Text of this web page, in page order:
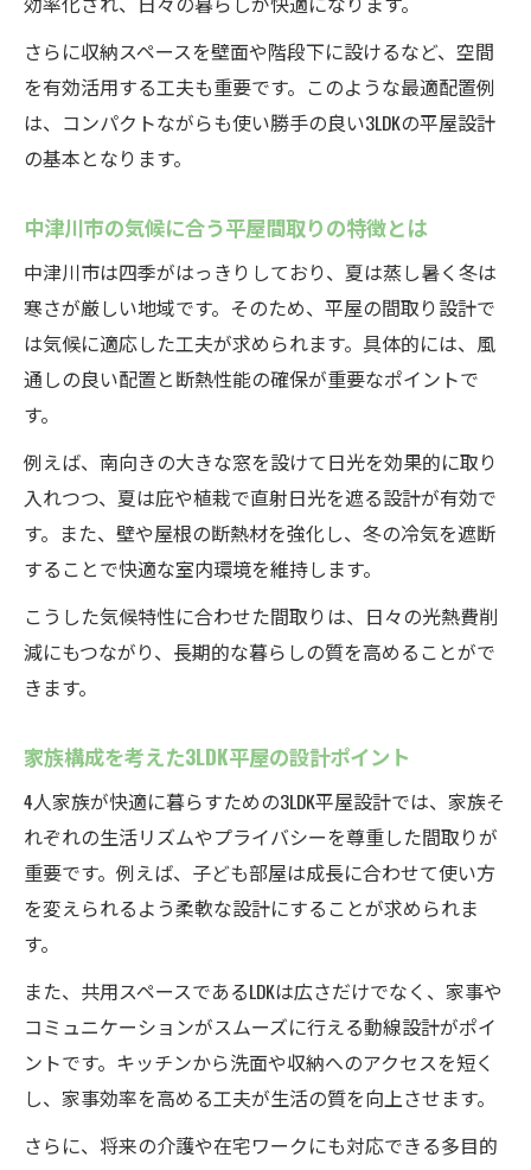
さらに収納スペースを壁面や階段下に設けるなど、空間
を有効活用する工夫も重要です。このような最適配置例
は、コンパクトながらも使い勝手の良い3LDKの平屋設計
の基本となります。
中津川市の気候に合う平屋間取りの特徴とは
中津川市は四季がはっきりしており、夏は蒸し暑く冬は
寒さが厳しい地域です。そのため、平屋の間取り設計で
は気候に適応した工夫が求められます。具体的には、風
通しの良い配置と断熱性能の確保が重要なポイントで
す。
例えば、南向きの大きな窓を設けて日光を効果的に取り
入れつつ、夏は庇や植栽で直射日光を遮る設計が有効で
す。また、壁や屋根の断熱材を強化し、冬の冷気を遮断
することで快適な室内環境を維持します。
こうした気候特性に合わせた間取りは、日々の光熱費削
減にもつながり、長期的な暮らしの質を高めることがで
きます。
家族構成を考えた3LDK平屋の設計ポイント
4人家族が快適に暮らすための3LDK平屋設計では、家族そ
れぞれの生活リズムやプライバシーを尊重した間取りが
重要です。例えば、子ども部屋は成長に合わせて使い方
を変えられるよう柔軟な設計にすることが求められま
す。
また、共用スペースであるLDKは広さだけでなく、家事や
コミュニケーションがスムーズに行える動線設計がポイ
ントです。キッチンから洗面や収納へのアクセスを短く
し、家事効率を高める工夫が生活の質を向上させます。
さらに、将来の介護や在宅ワークにも対応できる多目的